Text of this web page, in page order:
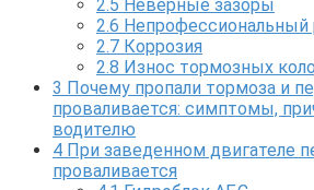
2.5 Неверные зазоры
2.6 Непрофессиональный
2.7 Коррозия
2.8 Износ тормозных
3 Почему пропали тормоза и
проваливается: симптомы,
водителю
4 При заведенном двигателе
проваливается